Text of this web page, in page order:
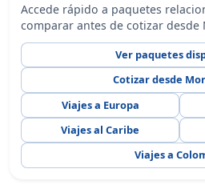
Accede rápido a paquetes
comparar antes de cotizar desde
Ver paquetes
Cotizar desde
Viajes a Europa
Viajes al Caribe
Viajes a